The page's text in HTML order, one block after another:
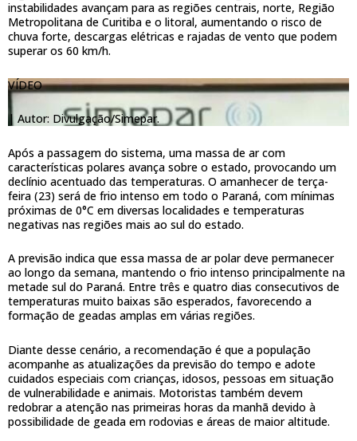
instabilidades avançam para as regiões centrais, norte, Região
Metropolitana de Curitiba e o litoral, aumentando o risco de
chuva forte, descargas elétricas e rajadas de vento que podem
superar os 60 km/h.
VÍDEO
| Autor: Divulgação/Simepar.
Após a passagem do sistema, uma massa de ar com
características polares avança sobre o estado, provocando um
declínio acentuado das temperaturas. O amanhecer de terça-
feira (23) será de frio intenso em todo o Paraná, com mínimas
próximas de 0°C em diversas localidades e temperaturas
negativas nas regiões mais ao sul do estado.
A previsão indica que essa massa de ar polar deve permanecer
ao longo da semana, mantendo o frio intenso principalmente na
metade sul do Paraná. Entre três e quatro dias consecutivos de
temperaturas muito baixas são esperados, favorecendo a
formação de geadas amplas em várias regiões.
Diante desse cenário, a recomendação é que a população
acompanhe as atualizações da previsão do tempo e adote
cuidados especiais com crianças, idosos, pessoas em situação
de vulnerabilidade e animais. Motoristas também devem
redobrar a atenção nas primeiras horas da manhã devido à
possibilidade de geada em rodovias e áreas de maior altitude.